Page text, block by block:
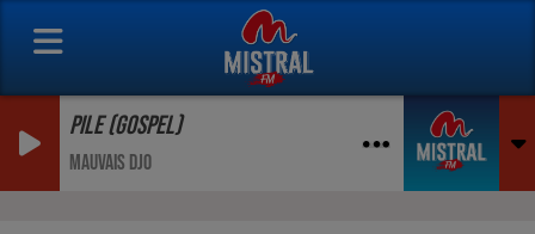
PILE (GOSPEL)
MAUVAIS DJO